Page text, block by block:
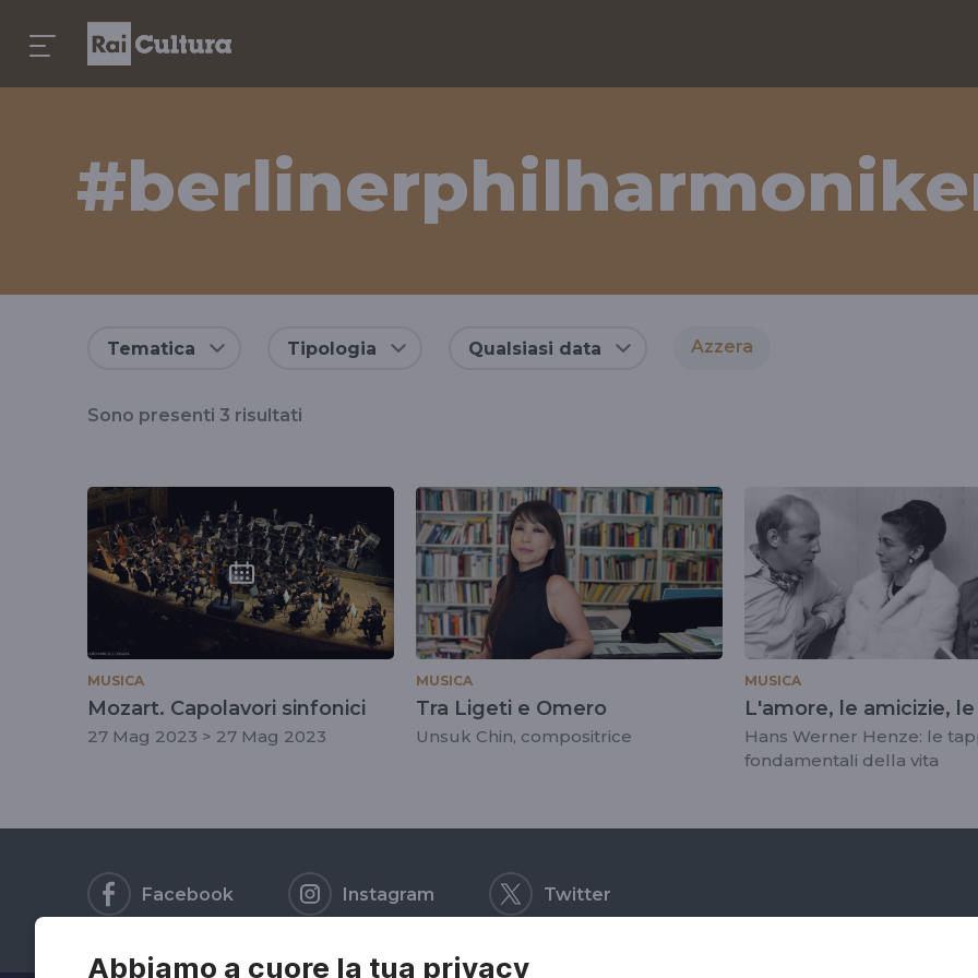
Abbiamo a cuore la tua privacy
tag
#berlinerphilharmoniker
Tematica Tipologia Qualsiasi data Azzera
Sono presenti 3 risultati
MUSICA
Mozart. Capolavori sinfonici
27 Mag 2023 > 27 Mag 2023
MUSICA
Tra Ligeti e Omero
Unsuk Chin, compositrice
MUSICA
L'amore, le amicizie,
Hans Werner Henze: le
fondamentali della vita
Facebook Instagram Twitter